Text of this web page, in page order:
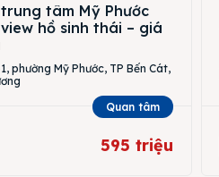
tâm Mỹ Phước
hồ sinh thái – giá
phường Mỹ Phước, TP Bến Cát,
Quan tâm
595 triệu